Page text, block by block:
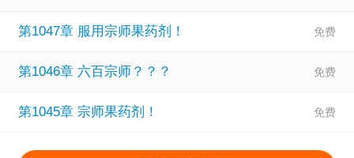
第1047章 服用宗师果药剂！
第1046章 六百宗师？？？
第1045章 宗师果药剂！